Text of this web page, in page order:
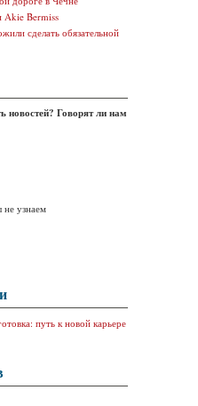
Akie Bermiss
сделать обязательной
новостей? Говорят ли нам
узнаем
путь к новой карьере